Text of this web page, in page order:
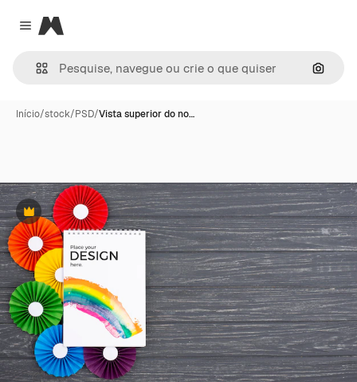
Close menu
Magnific
Início/stock/PSD/Vista superior do no…
Premium